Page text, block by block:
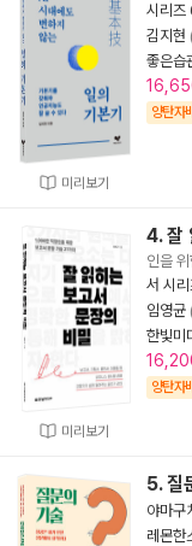
미리보기
시리즈
김지현
좋은습
양탄자
미리보기
4. 잘
인을
서 시
임영균
한빛미
양탄자
5. 질
야마구
레몬한